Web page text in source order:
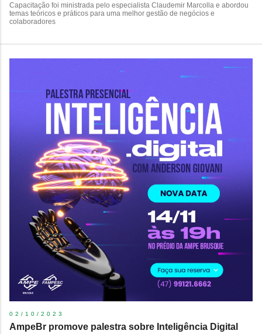
Capacitação foi ministrada pelo especialista Claudemir Marcolla e abordou
temas teóricos e práticos para uma melhor gestão de negócios e
colaboradores
02/10/2023
AmpeBr promove palestra sobre Inteligência Digital